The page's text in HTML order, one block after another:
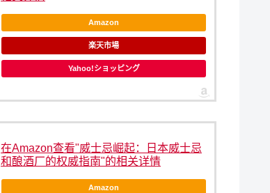
Amazon
楽天市場
Yahoo!ショッピング
在Amazon查看"威士忌崛起：日本威士忌
和酿酒厂的权威指南"的相关详情
Amazon